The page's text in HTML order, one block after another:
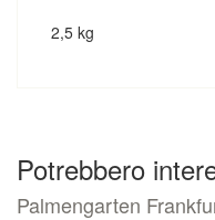
2,5 kg
Potrebbero
Palmengarten